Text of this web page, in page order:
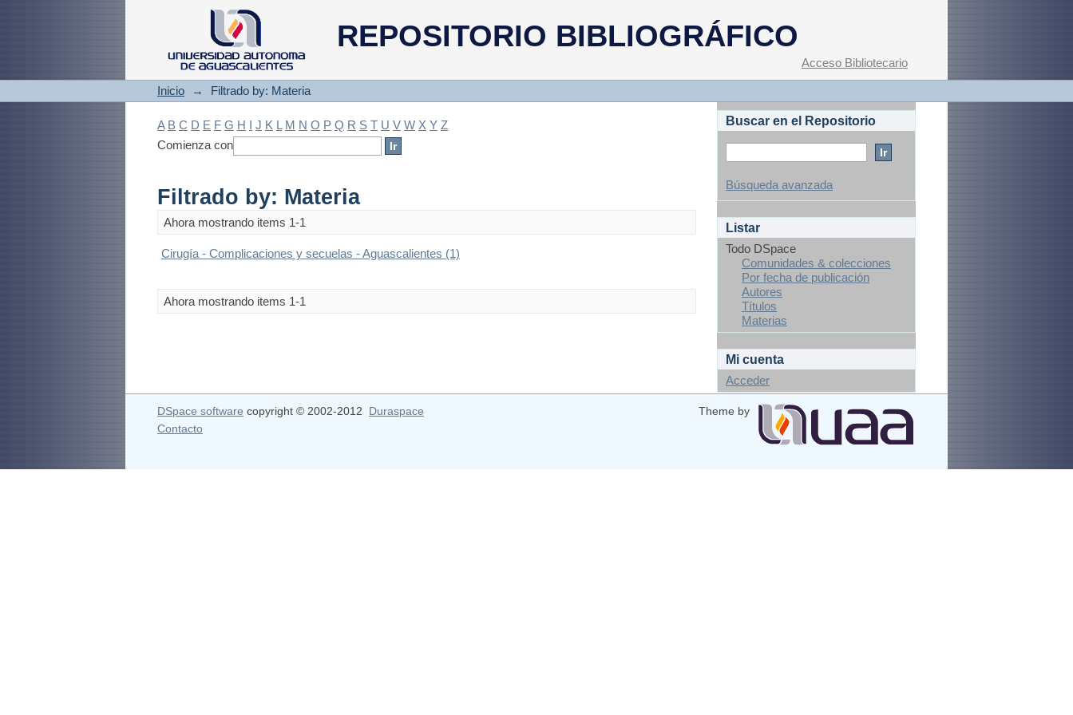
REPOSITORIO BIBLIOGRÁFICO
Filtrado by: Materia
Acceso Bibliotecario
Inicio → Filtrado by: Materia
A B C D E F G H I J K L M N O P Q R S T U V W X Y Z
Comienza con
Filtrado by: Materia
Ahora mostrando items 1-1
Cirugía - Complicaciones y secuelas - Aguascalientes (1)
Ahora mostrando items 1-1
Buscar en el Repositorio
Búsqueda avanzada
Listar
Todo DSpace
Comunidades & colecciones
Por fecha de publicación
Autores
Títulos
Materias
Mi cuenta
Acceder
DSpace software copyright © 2002-2012 Duraspace
Theme by
Contacto